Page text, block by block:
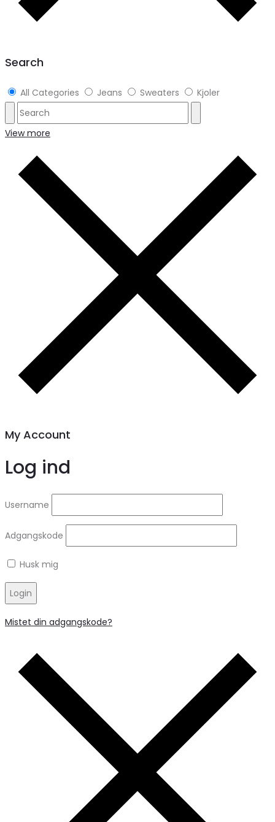
Search
All Categories Jeans Sweaters Kjoler
View more
My Account
Log ind
Username
Adgangskode
Husk mig
Login
Mistet din adgangskode?